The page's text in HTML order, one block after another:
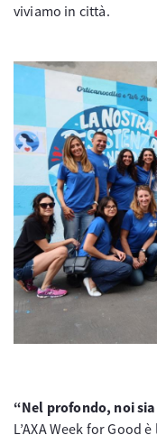
viviamo in città.
“Nel profondo, noi
L’AXA Week for Good